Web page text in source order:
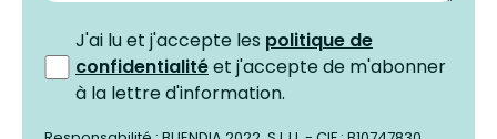
J'ai lu et j'accepte les politique de
confidentialitéet j'accepte de m'abonner
à la lettre d'information.